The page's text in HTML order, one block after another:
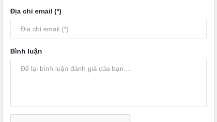
Địa chỉ email (*)
Bình luận